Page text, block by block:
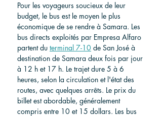
Pour les voyageurs soucieux de leur
budget, le bus est le moyen le plus
économique de se rendre à Samara. Les
bus directs exploités par Empresa Alfaro
partent du terminal 7-10 de San José à
destination de Samara deux fois par jour
à 12 h et 17 h. Le trajet dure 5 à 6
heures, selon la circulation et l'état des
routes, avec quelques arrêts. Le prix du
billet est abordable, généralement
compris entre 10 et 15 dollars. Les bus